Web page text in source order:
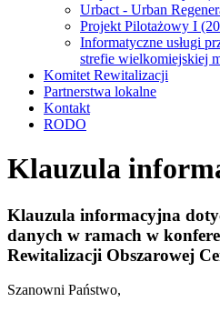
Urbact - Urban
Projekt Pilotażowy I
Informatyczne usługi
strefie wielkomiejskiej
Komitet Rewitalizacji
Partnerstwa lokalne
Kontakt
RODO
Klauzula
Klauzula informacyjna
danych w ramach w
Rewitalizacji Obszarowej
Szanowni Państwo,